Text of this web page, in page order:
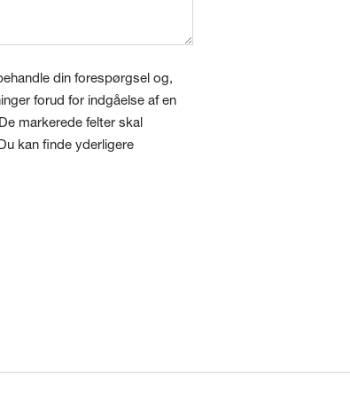
din forespørgsel og,
forud for indgåelse af en
markerede felter skal
kan finde yderligere